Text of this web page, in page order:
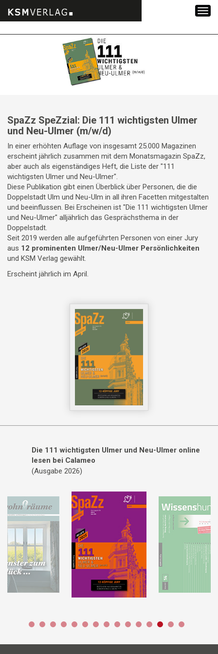
SpaZz SpeZzial: Die 111 wichtigsten Ulmer
und Neu-Ulmer (m/w/d)
In einer erhöhten Auflage von insgesamt 25.000 Magazinen
erscheint jährlich zusammen mit dem Monatsmagazin SpaZz,
aber auch als eigenständiges Heft, die Liste der "111
wichtigsten Ulmer und Neu-Ulmer".
Diese Publikation gibt einen Überblick über Personen, die die
Doppelstadt Ulm und Neu-Ulm in all ihren Facetten mitgestalten
und beeinflussen. Bei Erscheinen ist "Die 111 wichtigsten Ulmer
und Neu-Ulmer" alljährlich das Gesprächsthema in der
Doppelstadt.
Seit 2019 werden alle aufgeführten Personen von einer Jury
aus 12 prominenten Ulmer/Neu-Ulmer Persönlichkeiten
und KSM Verlag gewählt.
Erscheint jährlich im April.
Die 111 wichtigsten Ulmer und Neu-Ulmer online
lesen bei Calameo
(Ausgabe 2026)